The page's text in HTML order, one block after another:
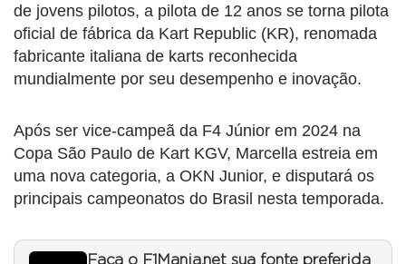
de jovens pilotos, a pilota de 12 anos se torna pilota
oficial de fábrica da Kart Republic (KR), renomada
fabricante italiana de karts reconhecida
mundialmente por seu desempenho e inovação.
Após ser vice-campeã da F4 Júnior em 2024 na
Copa São Paulo de Kart KGV, Marcella estreia em
uma nova categoria, a OKN Junior, e disputará os
principais campeonatos do Brasil nesta temporada.
Faça o F1Mania.net sua fonte preferida